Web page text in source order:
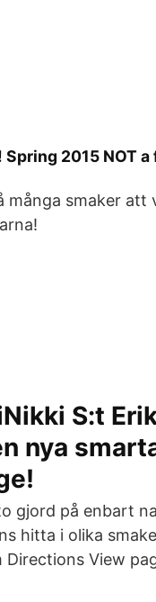
2015 NOT
smaker att
S:t
nya
gjord på enbart
hitta i olika
View